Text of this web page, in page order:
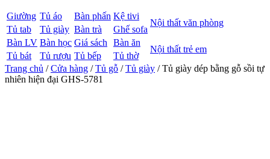
Giường Tủ áo Bàn phấn Kệ tivi
Nội thất văn phòng
Tủ tab Tủ giày Bàn trà
Ghế sofa
Bàn LV Bàn học Giá sách Bàn ăn
Nội thất trẻ em
Tủ bát Tủ rượu Tủ bếp
Tủ thờ
Trang chủ /Cửa hàng /Tủ gỗ /Tủ giày / Tủ giày dép bằng gỗ sồi tự
nhiên hiện đại GHS-5781